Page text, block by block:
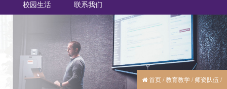
校园生活 联系我们
首页 /教育教学 / 师资队伍 /